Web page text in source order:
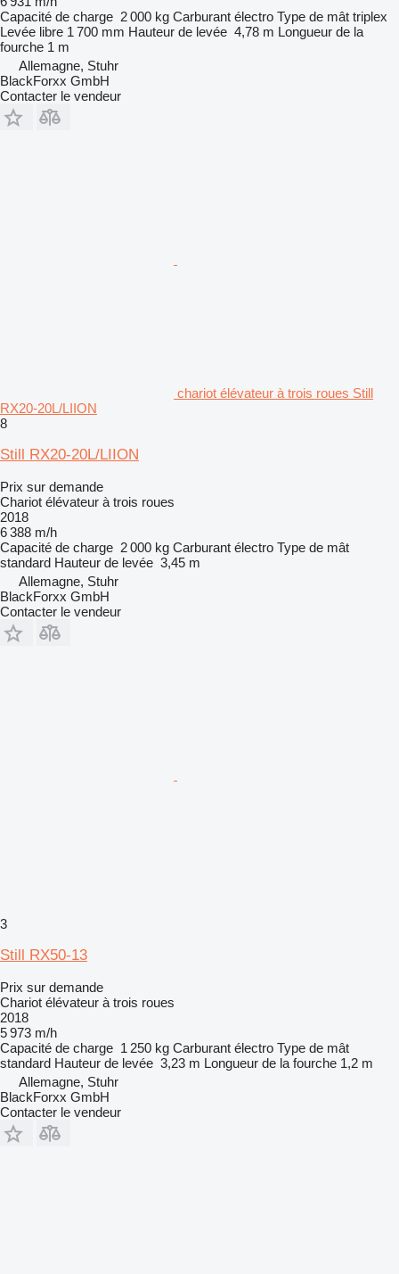
Capacité de charge 2 000 kg Carburant électro Type de mât triplex
Levée libre 1 700 mm Hauteur de levée 4,78 m Longueur de la
fourche 1 m
Allemagne, Stuhr
BlackForxx GmbH
Contacter le vendeur
chariot élévateur à trois roues Still
RX20-20L/LIION
8
Still RX20-20L/LIION
Prix sur demande
Chariot élévateur à trois roues
2018
6 388 m/h
Capacité de charge 2 000 kg Carburant électro Type de mât
standard Hauteur de levée 3,45 m
Allemagne, Stuhr
BlackForxx GmbH
Contacter le vendeur
3
Still RX50-13
Prix sur demande
Chariot élévateur à trois roues
2018
5 973 m/h
Capacité de charge 1 250 kg Carburant électro Type de mât
standard Hauteur de levée 3,23 m Longueur de la fourche 1,2 m
Allemagne, Stuhr
BlackForxx GmbH
Contacter le vendeur